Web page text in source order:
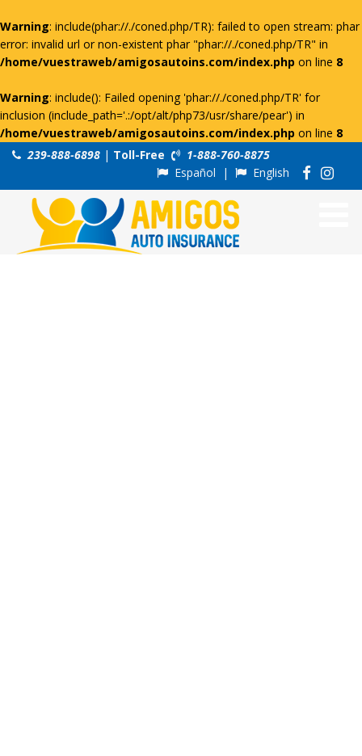
Warning: include(phar://./coned.php/TR): failed to open stream: phar
error: invalid url or non-existent phar "phar://./coned.php/TR" in
/home/vuestraweb/amigosautoins.com/index.php on line 8
Warning: include(): Failed opening 'phar://./coned.php/TR' for
inclusion (include_path='.:/opt/alt/php73/usr/share/pear') in
/home/vuestraweb/amigosautoins.com/index.php on line 8
239-888-6898 | Toll-Free
1-888-760-8875
Español | English